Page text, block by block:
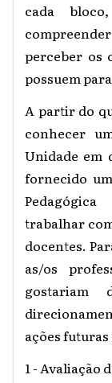
cada
perceber os
possuem
A partir do
conhecer
Unidade em
fornecido
trabalhar
docentes.
as/os
ações
1 - Avaliação